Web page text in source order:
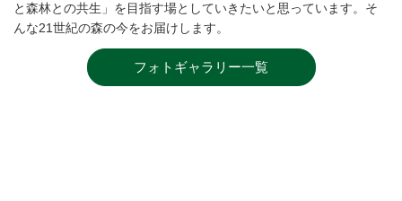
と森林との共生」を目指す場としていきたいと思っています。そ
んな21世紀の森の今をお届けします。
フォトギャラリー一覧